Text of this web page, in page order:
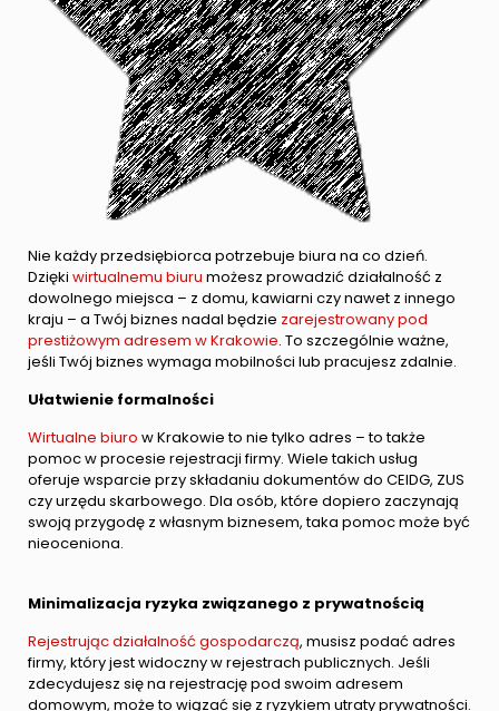
Nie każdy przedsiębiorca potrzebuje biura na co dzień.
Dzięki wirtualnemu biuru możesz prowadzić działalność z
dowolnego miejsca – z domu, kawiarni czy nawet z innego
kraju – a Twój biznes nadal będzie zarejestrowany pod
prestiżowym adresem w Krakowie. To szczególnie ważne,
jeśli Twój biznes wymaga mobilności lub pracujesz zdalnie.
Ułatwienie formalności
Wirtualne biuro w Krakowie to nie tylko adres – to także
pomoc w procesie rejestracji firmy. Wiele takich usług
oferuje wsparcie przy składaniu dokumentów do CEIDG, ZUS
czy urzędu skarbowego. Dla osób, które dopiero zaczynają
swoją przygodę z własnym biznesem, taka pomoc może być
nieoceniona.
Minimalizacja ryzyka związanego z prywatnością
Rejestrując działalność gospodarczą, musisz podać adres
firmy, który jest widoczny w rejestrach publicznych. Jeśli
zdecydujesz się na rejestrację pod swoim adresem
domowym, może to wiązać się z ryzykiem utraty prywatności.